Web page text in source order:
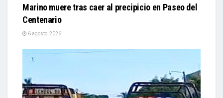
Marino muere tras caer al precipicio en Paseo del
Centenario
6 agosto, 2026